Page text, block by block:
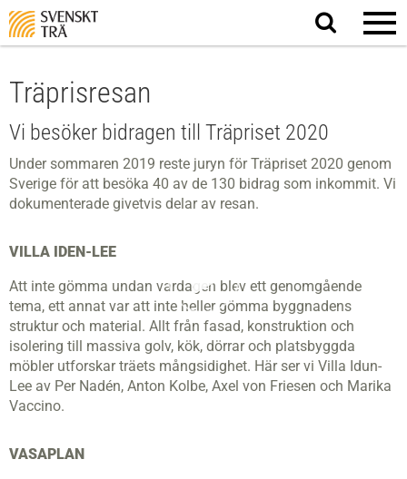
Sök
på
Träprisresan
Vi besöker bidragen till Träpriset 2020
Under sommaren 2019 reste juryn för Träpriset 2020 genom
Sverige för att besöka 40 av de 130 bidrag som inkommit. Vi
dokumenterade givetvis delar av resan.
VILLA IDEN-LEE
Att inte gömma undan vardagen blev ett genomgående
tema, ett annat var att inte heller gömma byggnadens
struktur och material. Allt från fasad, konstruktion och
isolering till massiva golv, kök, dörrar och platsbyggda
möbler utforskar träets mångsidighet. Här ser vi Villa Idun-
Lee av Per Nadén, Anton Kolbe, Axel von Friesen och Marika
Vaccino.
VASAPLAN